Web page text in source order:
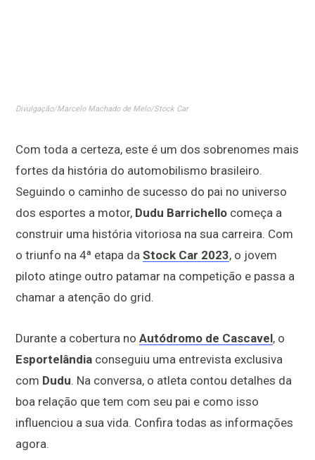
Divulgação/Marcelo Machado de Melo/Stock Car
Com toda a certeza, este é um dos sobrenomes mais
fortes da história do automobilismo brasileiro.
Seguindo o caminho de sucesso do pai no universo
dos esportes a motor, Dudu Barrichello começa a
construir uma história vitoriosa na sua carreira. Com
o triunfo na 4ª etapa da Stock Car 2023, o jovem
piloto atinge outro patamar na competição e passa a
chamar a atenção do grid.
Durante a cobertura no Autódromo de Cascavel, o
Esportelândia conseguiu uma entrevista exclusiva
com Dudu. Na conversa, o atleta contou detalhes da
boa relação que tem com seu pai e como isso
influenciou a sua vida. Confira todas as informações
agora.